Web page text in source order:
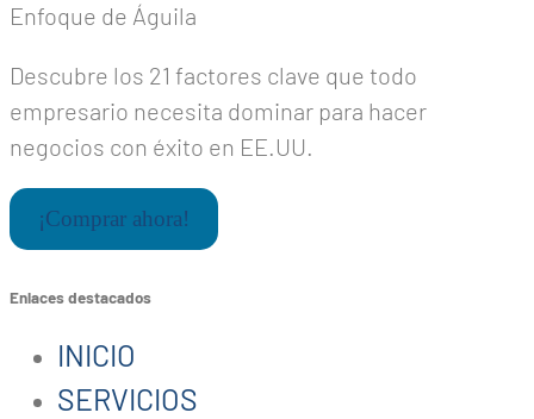
Enfoque de Águila
Descubre los 21 factores clave que todo
empresario necesita dominar para hacer
negocios con éxito en EE.UU.
¡Comprar ahora!
Enlaces destacados
INICIO
SERVICIOS